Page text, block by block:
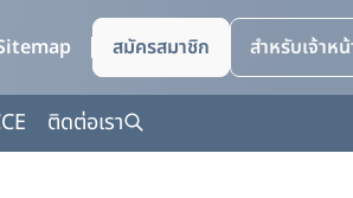
สมัครสมาชิก สำหรับเจ้าห
ติดต่อเรา